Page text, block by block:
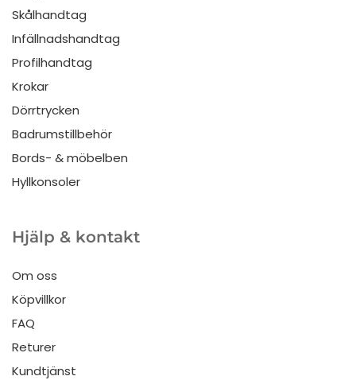
Skålhandtag
Infällnadshandtag
Profilhandtag
Krokar
Dörrtrycken
Badrumstillbehör
Bords- & möbelben
Hyllkonsoler
Hjälp & kontakt
Om oss
Köpvillkor
FAQ
Returer
Kundtjänst